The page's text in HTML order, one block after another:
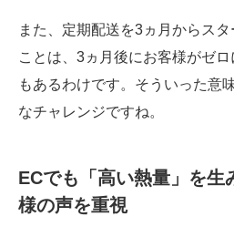
また、定期配送を3ヵ月からス
ことは、3ヵ月後にお客様がゼ
もあるわけです。そういった意
なチャレンジですね。
ECでも「高い熱量」を生
様の声を重視